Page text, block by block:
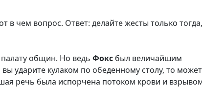
в чем вопрос. Ответ: делайте жесты только тогда,
палату общин. Но ведь Фокс был величайшим
ударите кулаком по обеденному столу, то
речь была испорчена потоком крови и